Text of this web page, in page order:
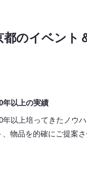
都のイベント
年以上の実績
年以上培ってきたノウ
、物品を的確にご提案さ